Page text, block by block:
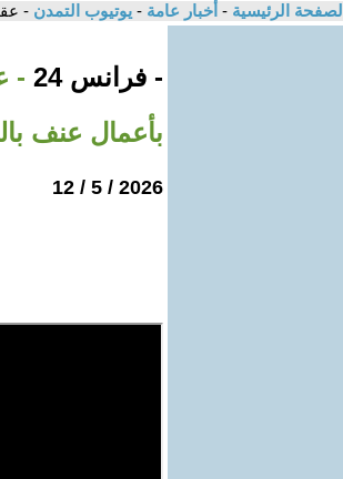
الصفحة الرئيسية - أخبار عامة - يوتيوب التمدن -
- فرانس 24
-
بأعمال عنف
2026 / 5 / 12